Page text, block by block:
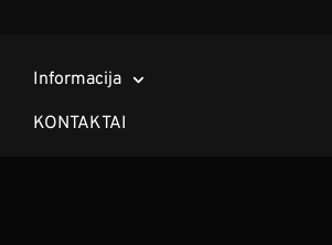
Informacija
KONTAKTAI